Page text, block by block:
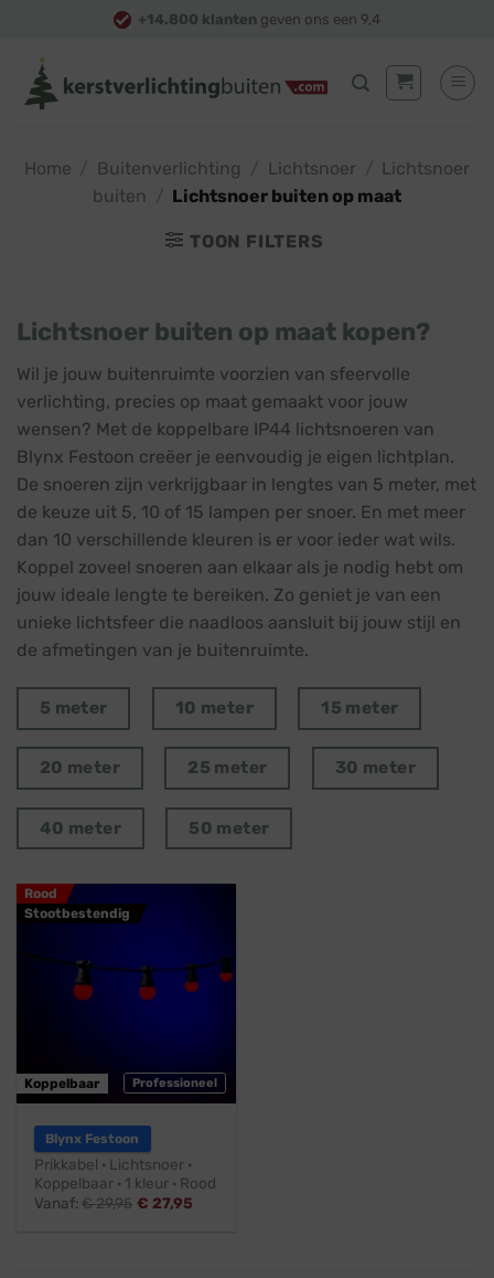
content
+14.800 klanten geven ons een 9,4
Home Buitenverlichting Lichtsnoer
Lichtsnoer
buiten
Lichtsnoer buiten op maat
TOON FILTERS
Lichtsnoer buiten op maat kopen?
Wil je jouw buitenruimte voorzien van sfeervolle
verlichting, precies op maat gemaakt voor jouw
wensen? Met de koppelbare IP44 lichtsnoeren van
Blynx Festoon creëer je eenvoudig je eigen lichtplan.
De snoeren zijn verkrijgbaar in lengtes van 5 meter, met
de keuze uit 5, 10 of 15 lampen per snoer. En met meer
dan 10 verschillende kleuren is er voor ieder wat wils.
Koppel zoveel snoeren aan elkaar als je nodig hebt om
jouw ideale lengte te bereiken. Zo geniet je van een
unieke lichtsfeer die naadloos aansluit bij jouw stijl en
de afmetingen van je buitenruimte.
5 meter 10 meter 15 meter
20 meter 25 meter 30 meter
40 meter 50 meter
Rood
Stootbestendig
Professioneel
Koppelbaar
Blynx Festoon
Prikkabel · Lichtsnoer ·
Koppelbaar · 1 kleur · Rood
Vanaf:€29,95 € 27,95